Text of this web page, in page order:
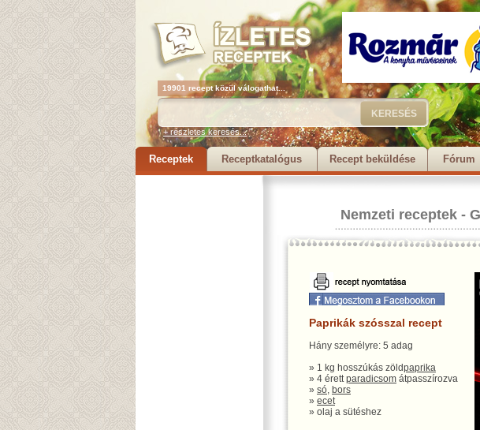
19901 recept közül válogathat...
+ részletes keresés...
Receptek Receptkatalógus Recept beküldése Fórum
Nemzeti receptek -
Paprikák szósszal recept
Hány személyre: 5 adag
» 1 kg hosszúkás zöldpaprika
» 4 érettparadicsom átpasszírozva
» só, bors
» ecet
» olaj a sütéshez